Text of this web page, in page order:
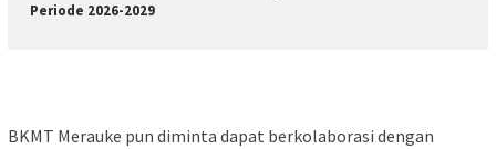
Periode 2026-2029
BKMT Merauke pun diminta dapat berkolaborasi dengan